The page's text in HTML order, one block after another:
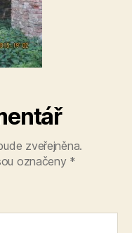
zveřejněna.
označeny *